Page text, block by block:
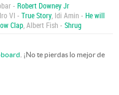
- Robert Downey Jr
VI - True Story , Idi Amin - He will
Clap , Albert Fish - Shrug
. ¡No te pierdas lo mejor de